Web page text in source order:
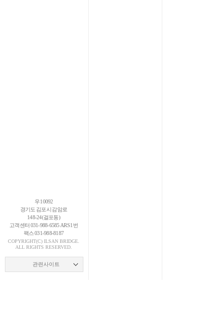
우 10092
경기도 김포시 감암로
148-24(걸포동)
고객센터 031-988-6585 ARS 1번
팩스 031-988-8187
COPYRIGHT(C) ILSAN BRIDGE.
ALL RIGHTS RESERVED.
관련사이트